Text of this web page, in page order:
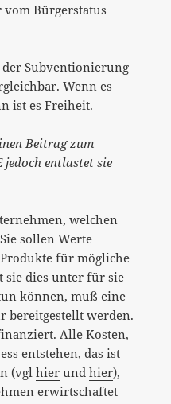
Bürgerstatus
Subventionierung
Wenn es
ist es Freiheit.
Beitrag zum
jedoch entlastet sie
welchen
sollen Werte
für mögliche
sie dies unter für sie
können, muß eine
bereitgestellt werden.
Alle Kosten,
entstehen, das ist
(vglhier undhier),
erwirtschaftet